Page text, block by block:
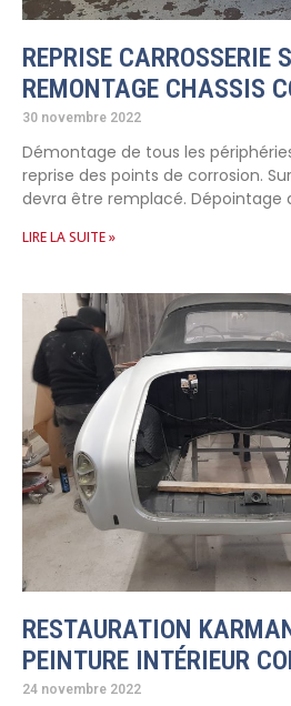
REPRISE CARROSSERIE
REMONTAGE CHASSIS
30 novembre 2022
Démontage de tous les
reprise des points de corrosion.
devra être remplacé. Dépointage
LIRE LA SUITE »
RESTAURATION
PEINTURE INTÉRIEUR
24 novembre 2022